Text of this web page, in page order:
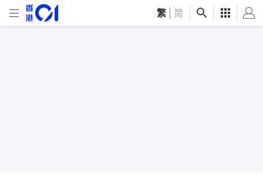
繁 简